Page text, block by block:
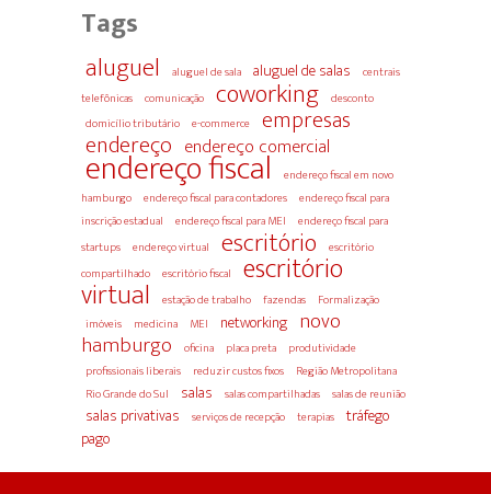
Tags
aluguel aluguel de sala aluguel de salas
centrais
telefônicas
comunicação coworking
desconto
domicílio tributário
e-commerce empresas
endereço endereço comercial
endereço fiscal
endereço fiscal em novo
hamburgo
endereço fiscal para contadores
endereço fiscal para
inscrição estadual
endereço fiscal para MEI
endereço fiscal para
startups
endereço virtual escritório
escritório
compartilhado
escritório fiscal escritório
virtual estação de trabalho fazendas
Formalização
imóveis
medicina MEI networking novo
hamburgo oficina placa preta
produtividade
profissionais liberais
reduzir custos fixos
Região Metropolitana
Rio Grande do Sul
salas salas compartilhadas salas de reunião
salas privativas serviços de recepção terapias
tráfego
pago